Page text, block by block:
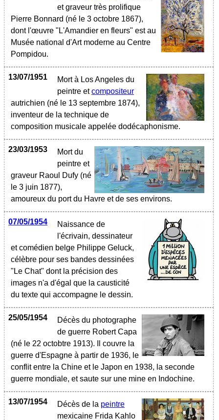
et graveur très prolifique
Pierre Bonnard (né le 3 octobre 1867),
dont l'œuvre "L'Amandier en fleurs" est au
Musée national d'Art moderne au Centre
Pompidou.
13/07/1951
Mort à Los Angeles du
peintre etcompositeur
autrichien (né le 13 septembre 1874),
inventeur de la technique de
composition musicale appelée dodécaphonisme.
23/03/1953
Mort du
peintre et
graveur Raoul Dufy (né
le 3 juin 1877),
amoureux du port du Havre et de ses environs.
07/05/1954
Naissance de
l'écrivain, dessinateur
et comédien belge Philippe Geluck,
célèbre pour ses bandes dessinées
"Le Chat" dont la précision des
images n'a d'égal que la causticité
du texte qui accompagne le dessin.
25/05/1954
Décès du photographe
de guerre Robert Capa
(né le 22 octobtre 1913). Il couvre la
guerre d'Espagne à partir de 1936, le
conflit entre la Chine et le Japon en 1938, la seconde
guerre mondiale, et saute sur une mine en Indochine.
13/07/1954 Décès de la peintre
mexicaine Frida Kahlo